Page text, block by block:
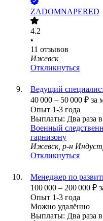
ZADOMNAPERED
4.2
•
11 отзывов
Ижевск
Откликнуться
Ведущий
40 000 – 50 000 ₽ за
Опыт 1-3 года
Выплаты: Два раза
Военный
гарнизону
Ижевск, р-н
Откликнуться
Менеджер по
100 000 – 200 000 ₽
Опыт 1-3 года
Можно удалённо
Выплаты: Два раза